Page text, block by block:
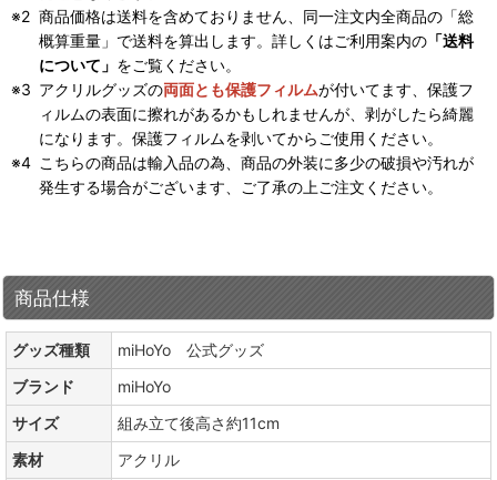
商品価格は送料を含めておりません、同一注文内全商品の「総
概算重量」で送料を算出します。詳しくはご利用案内の 「送料
について」 をご覧ください。
アクリルグッズの両面とも保護フィルムが付いてます、保護フ
ィルムの表面に擦れがあるかもしれませんが、剥がしたら綺麗
になります。保護フィルムを剥いてからご使用ください。
こちらの商品は輸入品の為、商品の外装に多少の破損や汚れが
発生する場合がございます、ご了承の上ご注文ください。
商品仕様
グッズ種類
miHoYo 公式グッズ
ブランド
miHoYo
サイズ
組み立て後高さ約11cm
素材
アクリル